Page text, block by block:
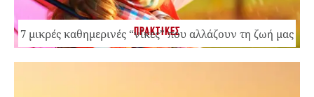
ΠΡΑΚΤΙΚΕΣ
7 μικρές καθημερινές “νίκες” που αλλάζουν τη ζωή μας